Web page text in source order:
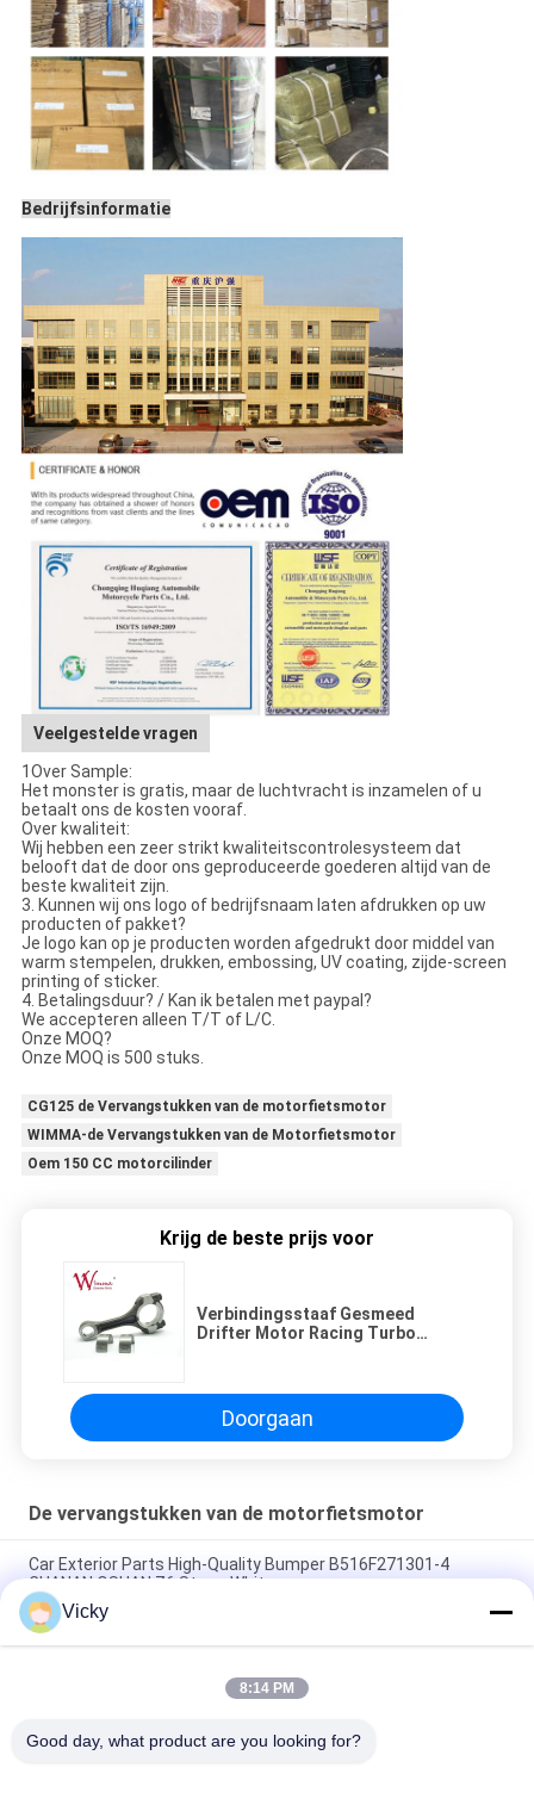
Bedrijfsinformatie
Veelgestelde vragen
1Over Sample:
Het monster is gratis, maar de luchtvracht is inzamelen of u
betaalt ons de kosten vooraf.
Over kwaliteit:
Wij hebben een zeer strikt kwaliteitscontrolesysteem dat
belooft dat de door ons geproduceerde goederen altijd van de
beste kwaliteit zijn.
3. Kunnen wij ons logo of bedrijfsnaam laten afdrukken op uw
producten of pakket?
Je logo kan op je producten worden afgedrukt door middel van
warm stempelen, drukken, embossing, UV coating, zijde-screen
printing of sticker.
4. Betalingsduur? / Kan ik betalen met paypal?
We accepteren alleen T/T of L/C.
Onze MOQ?
Onze MOQ is 500 stuks.
CG125 de Vervangstukken van de motorfietsmotor
WIMMA-de Vervangstukken van de Motorfietsmotor
Oem 150 CC motorcilinder
Krijg de beste prijs voor
Verbindingsstaaf Gesmeed
Drifter Motor Racing Turbo
Doorgaan
De vervangstukken van de motorfietsmotor
Car Exterior Parts High-Quality Bumper B516F271301-4
CHANAN OSHAN​ Z6 Starry White
Startmotor Honda EX5 Motorfiets motor onderdelen
goedkoop groothandel met hoge prestaties
Motorfietsversteker voor CPR8EAIX-9 China Leveranciers
Vicky
8:14 PM
Good day, what product are you looking for?